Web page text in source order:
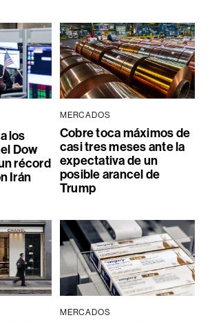
los
Dow
récord
Irán
MERCADOS
Cobre toca máximos de
casi tres meses ante la
expectativa de un
posible arancel de
Trump
MERCADOS